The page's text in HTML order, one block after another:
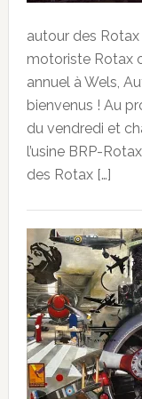
autour des
motoriste Rotax
annuel à Wels,
bienvenus ! Au
du vendredi et
l’usine BRP-
des Rotax […]